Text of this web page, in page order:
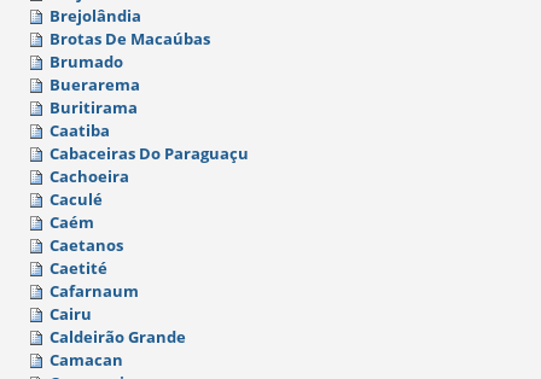
Brejolândia
Brotas De Macaúbas
Brumado
Buerarema
Buritirama
Caatiba
Cabaceiras Do Paraguaçu
Cachoeira
Caculé
Caém
Caetanos
Caetité
Cafarnaum
Cairu
Caldeirão Grande
Camacan